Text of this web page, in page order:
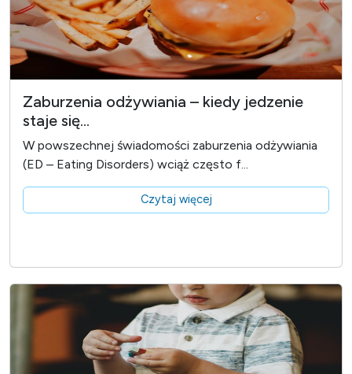
Zaburzenia odżywiania – kiedy jedzenie
staje się...
W powszechnej świadomości zaburzenia odżywiania
(ED – Eating Disorders) wciąż często f...
Czytaj więcej